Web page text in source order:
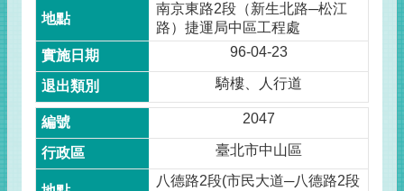
南京東路2段（新生北路─松江
路）捷運局中區工程處
96-04-23
騎樓、人行道
2047
臺北市中山區
八德路2段(市民大道─八德路2段